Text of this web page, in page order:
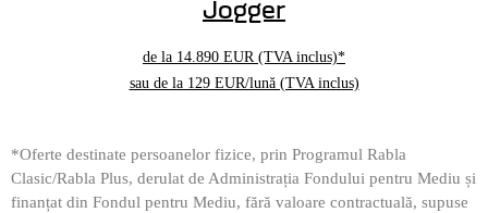
Jogger
de la 14.890 EUR(TVA inclus)*
sau de la 129 EUR/lună (TVA inclus)
*Oferte destinate persoanelor fizice, prin Programul Rabla
Clasic/Rabla Plus, derulat de Administrația Fondului pentru Mediu și
finanțat din Fondul pentru Mediu, fără valoare contractuală, supuse